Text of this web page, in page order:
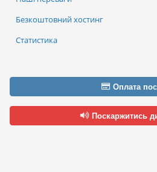
Безкоштовний хостинг
Статистика
Оплата
Поскаржитись